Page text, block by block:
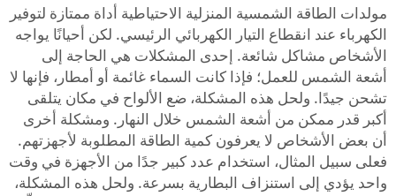
مولدات الطاقة الشمسية المنزلية الاحتياطية أداة ممتازة لتوفير
الكهرباء عند انقطاع التيار الكهربائي الرئيسي. لكن أحيانًا يواجه
الأشخاص مشاكل شائعة. إحدى المشكلات هي الحاجة إلى
أشعة الشمس للعمل؛ فإذا كانت السماء غائمة أو أمطار، فإنها لا
تشحن جيدًا. ولحل هذه المشكلة، ضع الألواح في مكان يتلقى
أكبر قدر ممكن من أشعة الشمس خلال النهار. ومشكلة أخرى
أن بعض الأشخاص لا يعرفون كمية الطاقة المطلوبة لأجهزتهم.
فعلى سبيل المثال، استخدام عدد كبير جدًا من الأجهزة في وقت
واحد يؤدي إلى استنزاف البطارية بسرعة. ولحل هذه المشكلة،